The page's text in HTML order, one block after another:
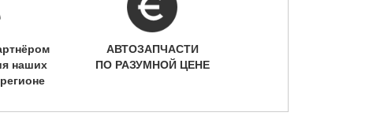
наших
АВТОЗАПЧАСТИ
ПО РАЗУМНОЙ ЦЕНЕ